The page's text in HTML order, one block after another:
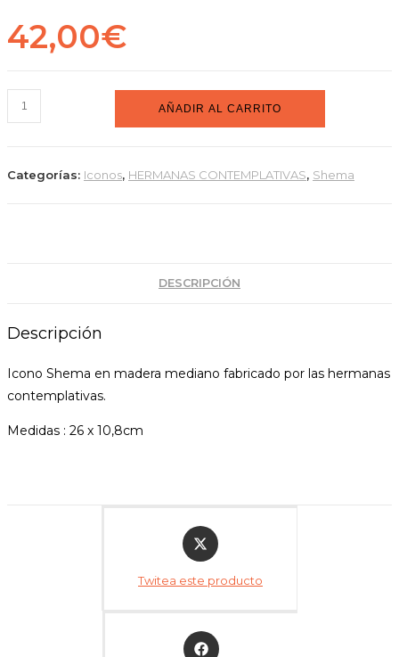
42,00€
Icono
Shema
AÑADIR AL CARRITO
Categorías: Iconos, HERMANAS CONTEMPLATIVAS, Shema
DESCRIPCIÓN
Descripción
Icono Shema en madera mediano fabricado por las hermanas
contemplativas.
Medidas : 26 x 10,8cm
Opens
in
new
Twitea este producto
Opens